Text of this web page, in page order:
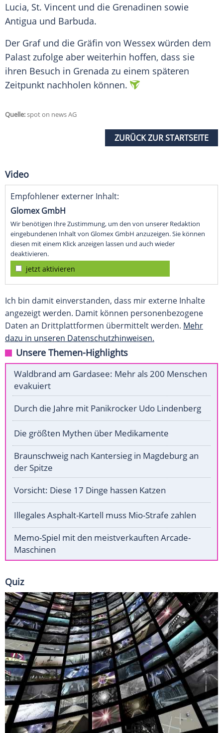
Lucia, St. Vincent und die Grenadinen sowie
Antigua und Barbuda.
Der Graf und die Gräfin von Wessex würden dem
Palast zufolge aber weiterhin hoffen, dass sie
ihren Besuch in Grenada zu einem späteren
Zeitpunkt nachholen können.
Quelle:spot on news AG
ZURÜCK ZUR STARTSEITE
Video
Empfohlener externer Inhalt:
Glomex GmbH
Wir benötigen Ihre Zustimmung, um den von unserer Redaktion
eingebundenen Inhalt von Glomex GmbH anzuzeigen. Sie können
diesen mit einem Klick anzeigen lassen und auch wieder
deaktivieren.
jetzt aktivieren
Ich bin damit einverstanden, dass mir externe Inhalte
angezeigt werden. Damit können personenbezogene
Daten an Drittplattformen übermittelt werden. Mehr
dazu in unseren Datenschutzhinweisen.
Unsere Themen-Highlights
Waldbrand am Gardasee: Mehr als 200 Menschen
evakuiert
Durch die Jahre mit Panikrocker Udo Lindenberg
Die größten Mythen über Medikamente
Braunschweig nach Kantersieg in Magdeburg an
der Spitze
Vorsicht: Diese 17 Dinge hassen Katzen
Illegales Asphalt-Kartell muss Mio-Strafe zahlen
Memo-Spiel mit den meistverkauften Arcade-
Maschinen
Quiz